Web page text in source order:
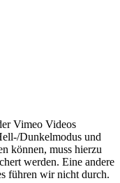
Vimeo Videos
Dunkelmodus und
können, muss hierzu
werden. Eine andere
führen wir nicht durch.